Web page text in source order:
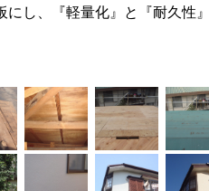
し、『軽量化』と『耐久性』
5 6 7
17 18